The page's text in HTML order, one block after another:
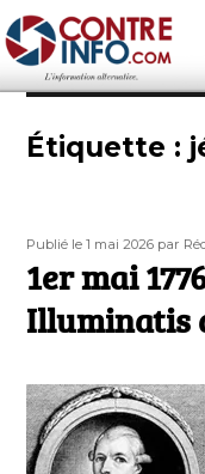
Contre-Info
Étiquette :
Publié
le
Publié le 1 mai 2026 Auteur
par
1er mai
Illuminatis